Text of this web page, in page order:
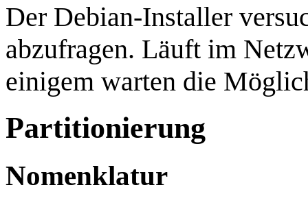
Der Debian-Installer
abzufragen. Läuft im
einigem warten die
Partitionierung
Nomenklatur